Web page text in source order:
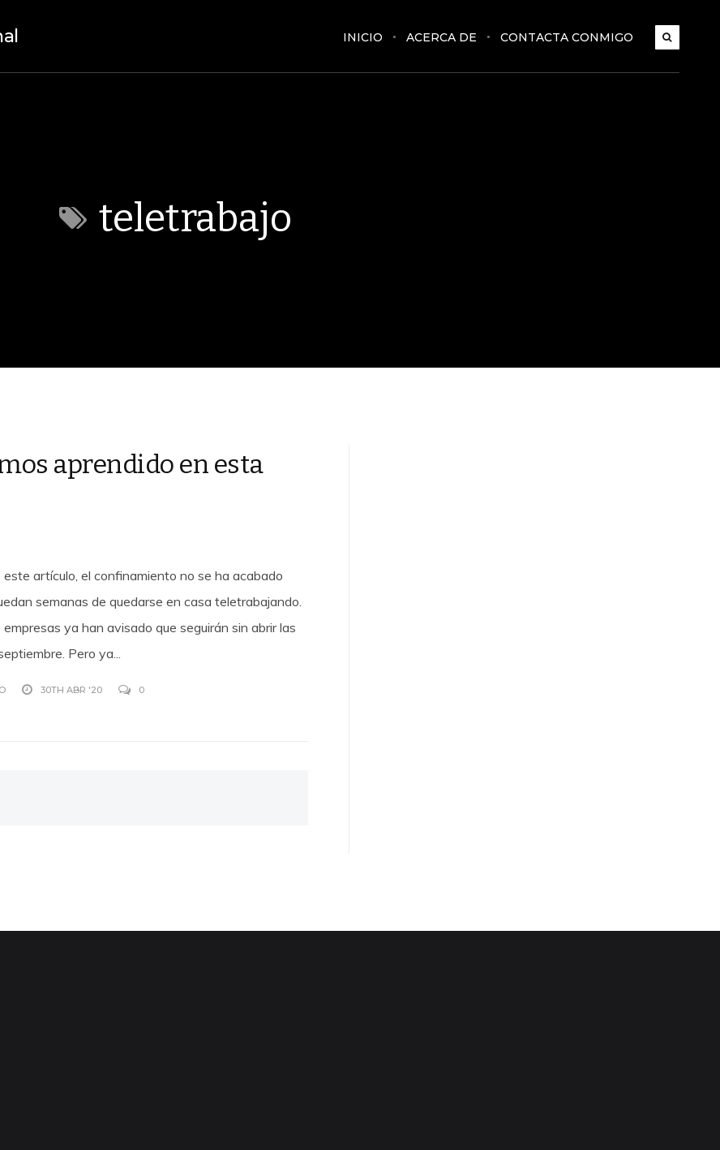
INICIO ACERCA DE CONTACTA CONMIGO
teletrabajo
aprendido en esta
este artículo, el confinamiento no se ha acabado
semanas de quedarse en casa teletrabajando.
empresas ya han avisado que seguirán sin abrir las
Pero ya...
30TH ABR '20 0